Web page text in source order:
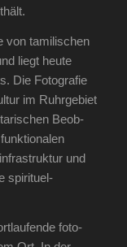
von tami­li­schen
liegt heu­te
Die Foto­gra­fie
im Ruhr­ge­biet
Beob­
und
spi­ri­tu­el­
foto­